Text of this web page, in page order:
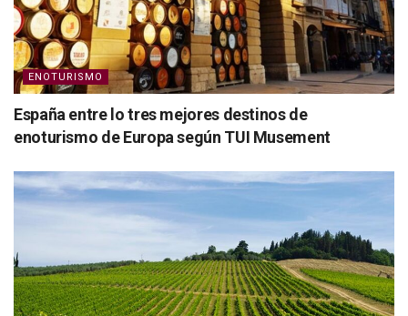
ENOTURISMO
España entre lo tres mejores destinos de
enoturismo de Europa según TUI Musement